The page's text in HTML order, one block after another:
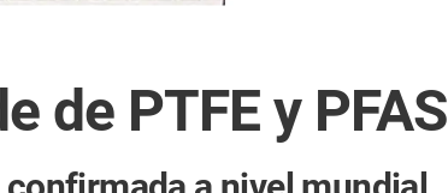
de PTFE y PFAS